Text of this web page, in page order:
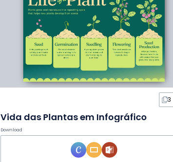
3
Vida das Plantas em Infográfico
Download